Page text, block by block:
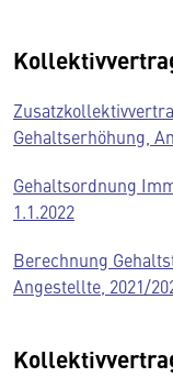
Gehaltserhöhung,
Gehaltsordnung
1.1.2022
Berechnung
Angestellte, 2021/